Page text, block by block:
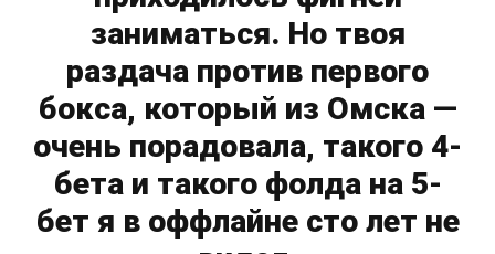
заниматься. Но твоя
раздача против первого
бокса, который из Омска —
очень порадовала, такого 4-
бета и такого фолда на 5-
бет я в оффлайне сто лет не